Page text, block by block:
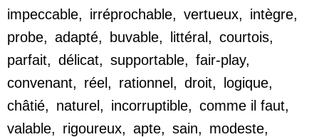
impeccable, irréprochable, vertueux, intègre,
probe, adapté, buvable, littéral, courtois,
parfait, délicat, supportable, fair-play,
convenant, réel, rationnel, droit, logique,
châtié, naturel, incorruptible, comme il faut,
valable, rigoureux, apte, sain, modeste,